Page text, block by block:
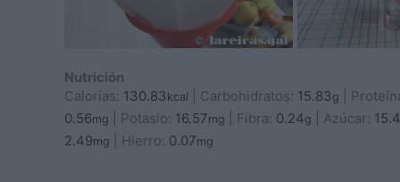
Nutrición
Calorías: 130.83 kcal Carbohidratos: 15.83 g
0.56mg Potasio: 16.57mg Fibra: 0.24g Azúcar:
2.49mg Hierro: 0.07mg